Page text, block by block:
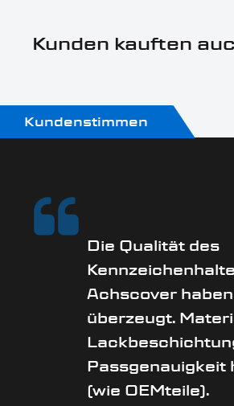
Kunden kauften
Kundenstimmen
Die Qualität des
Achscover
überzeugt.
Passgenauigkeit
(wie OEMteile).